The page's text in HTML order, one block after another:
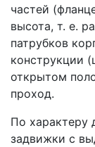
частей
высота, т. е.
патрубков
конструкции
открытом
проход.
По характеру
задвижки с